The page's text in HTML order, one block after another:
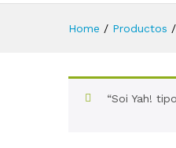
Home / Productos /
“Soi Yah!